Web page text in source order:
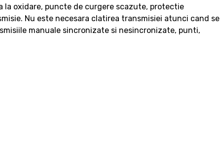
oxidare, puncte de curgere scazute, protectie
Nu este necesara clatirea transmisiei atunci cand se
manuale sincronizate si nesincronizate, punti,